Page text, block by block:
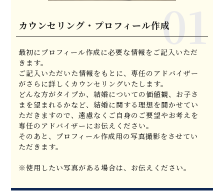
カウンセリング・プロフィール作成
最初にプロフィール作成に必要な情報をご記入いただ
きます。
ご記入いただいた情報をもとに、専任のアドバイザー
がさらに詳しくカウンセリングいたします。
どんな方がタイプか、結婚についての価値観、お子さ
まを望まれるかなど、結婚に関する理想を聞かせてい
ただきますので、遠慮なくご自身のご要望やお考えを
専任のアドバイザーにお伝えください。
そのあと、プロフィール作成用の写真撮影をさせてい
ただきます。
※使用したい写真がある場合は、お伝えください。